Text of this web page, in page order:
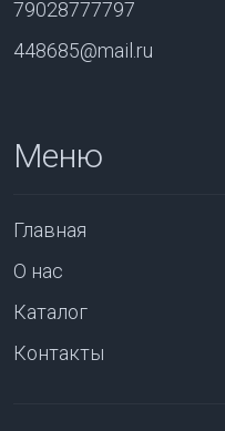
79028777797
448685@mail.ru
Меню
Главная
О нас
Каталог
Контакты